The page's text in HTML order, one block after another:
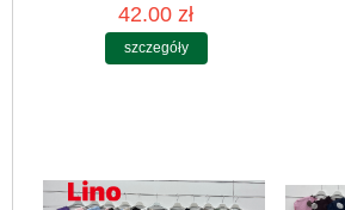
42.00 zł
szczegóły